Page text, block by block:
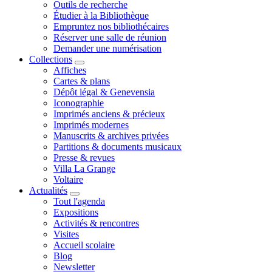
Outils de recherche
Étudier à la Bibliothèque
Empruntez nos bibliothécaires
Réserver une salle de réunion
Demander une numérisation
Collections
Affiches
Cartes & plans
Dépôt légal & Genevensia
Iconographie
Imprimés anciens & précieux
Imprimés modernes
Manuscrits & archives privées
Partitions & documents musicaux
Presse & revues
Villa La Grange
Voltaire
Actualités
Tout l'agenda
Expositions
Activités & rencontres
Visites
Accueil scolaire
Blog
Newsletter